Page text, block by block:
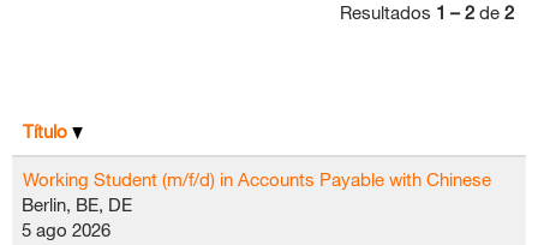
Resultados 1 – 2 de 2
Título
Working Student (m/f/d) in Accounts Payable with Chinese
Berlin, BE, DE
5 ago 2026